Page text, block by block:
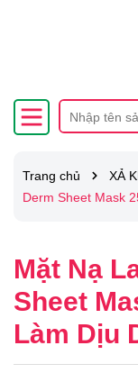
Trang chủ XẢ
Derm Sheet Mask
Mặt Nạ
Sheet
Làm Dịu